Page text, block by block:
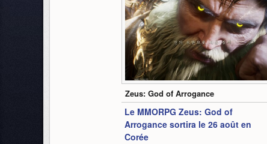
0:30
Zeus: God of Arrogance
Le MMORPG Zeus: God of
Arrogance sortira le 26 août en
Corée